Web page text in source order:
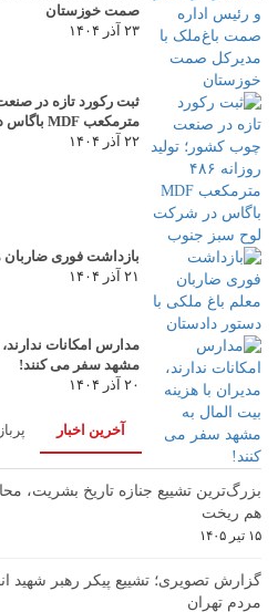
صمت خوزستان
۲۳ آذر ۱۴۰۴
مترمکعب MDF باگاس در شرکت لوح سبز جنوب
۲۲ آذر ۱۴۰۴
بازداشت فوری ضاربان
۲۱ آذر ۱۴۰۴
مدارس امکانات ندارند،
مشهد سفر می کنند!
۲۰ آذر ۱۴۰۴
آخرین اخبار
بزرگ‌ترین تشییع جنازه تاریخ بشریت،
هم ریخت
۱۵ تیر ۱۴۰۵
گزارش تصویری؛ تشییع پیکر رهبر شهید
مردم تهران